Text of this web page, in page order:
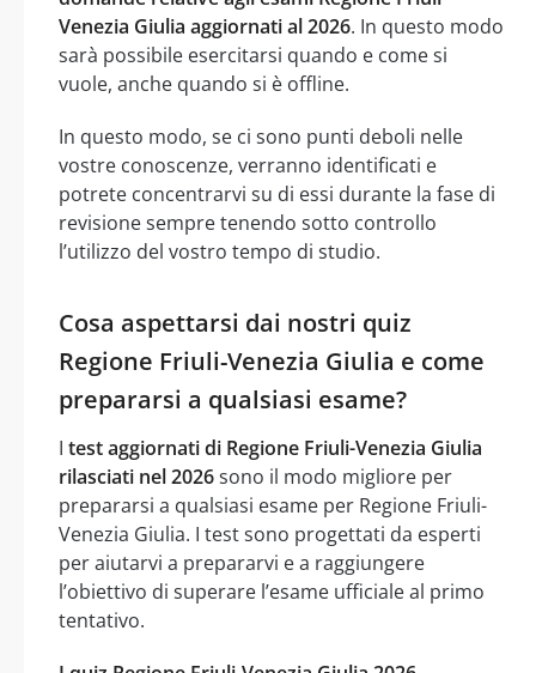
Venezia Giulia aggiornati al 2026. In questo modo
sarà possibile esercitarsi quando e come si
vuole, anche quando si è offline.
In questo modo, se ci sono punti deboli nelle
vostre conoscenze, verranno identificati e
potrete concentrarvi su di essi durante la fase di
revisione sempre tenendo sotto controllo
l’utilizzo del vostro tempo di studio.
Cosa aspettarsi dai nostri quiz
Regione Friuli-Venezia Giulia e come
prepararsi a qualsiasi esame?
I test aggiornati di Regione Friuli-Venezia Giulia
rilasciati nel 2026sono il modo migliore per
prepararsi a qualsiasi esame per Regione Friuli-
Venezia Giulia. I test sono progettati da esperti
per aiutarvi a prepararvi e a raggiungere
l’obiettivo di superare l’esame ufficiale al primo
tentativo.